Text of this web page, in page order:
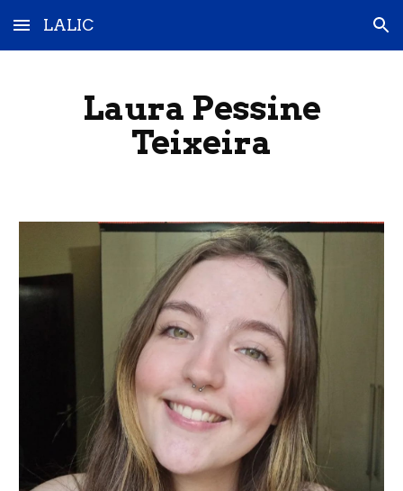
Skip to main content Skip to navigation
LALIC
Laura Pessine
Teixeira